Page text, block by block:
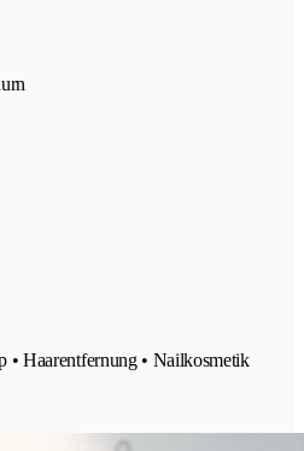
• Haarentfernung • Nailkosmetik